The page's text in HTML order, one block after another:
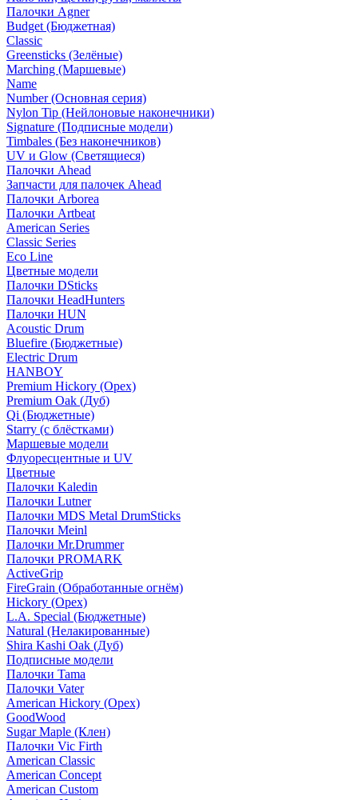
Палочки Agner
Budget (Бюджетная)
Classic
Greensticks (Зелёные)
Marching (Маршевые)
Name
Number (Основная серия)
Nylon Tip (Нейлоновые наконечники)
Signature (Подписные модели)
Timbales (Без наконечников)
UV и Glow (Светящиеся)
Палочки Ahead
Запчасти для палочек Ahead
Палочки Arborea
Палочки Artbeat
American Series
Classic Series
Eco Line
Цветные модели
Палочки DSticks
Палочки HeadHunters
Палочки HUN
Acoustic Drum
Bluefire (Бюджетные)
Electric Drum
HANBOY
Premium Hickory (Орех)
Premium Oak (Дуб)
Qi (Бюджетные)
Starry (с блёстками)
Маршевые модели
Флуоресцентные и UV
Цветные
Палочки Kaledin
Палочки Lutner
Палочки MDS Metal DrumSticks
Палочки Meinl
Палочки Mr.Drummer
Палочки PROMARK
ActiveGrip
FireGrain (Обработанные огнём)
Hickory (Орех)
L.A. Special (Бюджетные)
Natural (Нелакированные)
Shira Kashi Oak (Дуб)
Подписные модели
Палочки Tama
Палочки Vater
American Hickory (Орех)
GoodWood
Sugar Maple (Клен)
Палочки Vic Firth
American Classic
American Concept
American Custom